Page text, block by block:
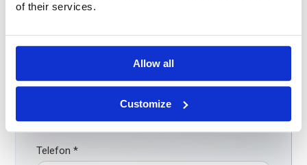
of their services.
Allow all
Customize
Telefon*